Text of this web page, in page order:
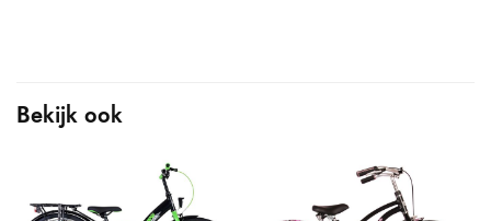
Bekijk ook